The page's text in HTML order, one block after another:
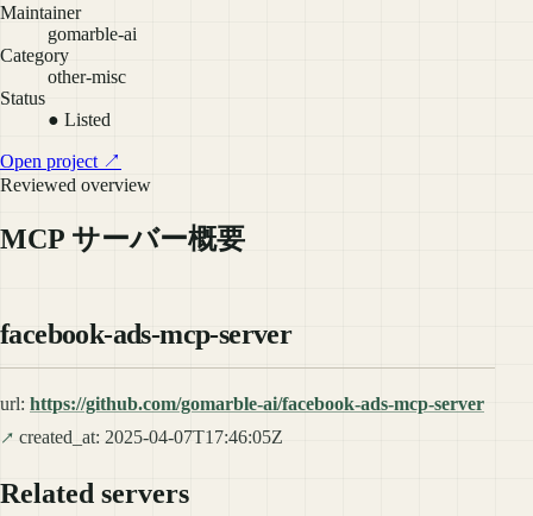
Maintainer
gomarble-ai
Category
other-misc
Status
● Listed
Open project ↗
Reviewed overview
MCP サーバー概要
facebook-ads-mcp-server
url: https://github.com/gomarble-ai/facebook-ads-mcp-server
created_at: 2025-04-07T17:46:05Z
Related servers